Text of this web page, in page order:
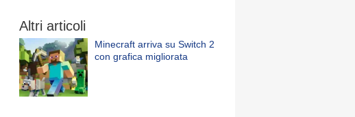
Altri articoli
Minecraft arriva su Switch 2
con grafica migliorata